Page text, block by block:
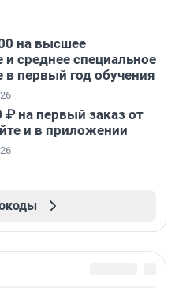
на высшее
и среднее специальное
в первый год обучения
₽ на первый заказ от
и в приложении